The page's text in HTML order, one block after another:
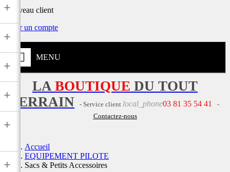
Nouveau client
Créer un compte
MENU
+
+
+
+
+
+
LA BOUTIQUE DU TOUT
TERRAIN
- Service client local_phone03 81 35 54 41
-
Contactez-nous
Accueil
EQUIPEMENT PILOTE
Sacs & Petits Accessoires